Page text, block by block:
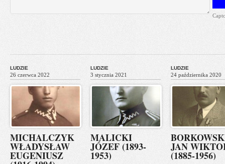
LUDZIE
26 czerwca 2022
MICHALCZYK
WŁADYSŁAW
EUGENIUSZ
LUDZIE
3 stycznia 2021
MALICKI
JÓZEF (1893-
1953)
LUDZIE
24 października 2020
JAN
(1885-1956)